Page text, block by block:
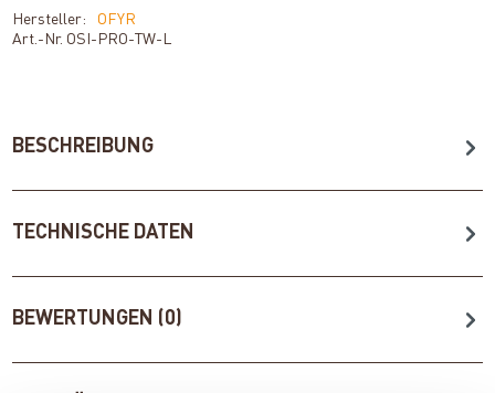
Hersteller:
OFYR
Art.-Nr. OSI-PRO-TW-L
BESCHREIBUNG
TECHNISCHE DATEN
BEWERTUNGEN (0)